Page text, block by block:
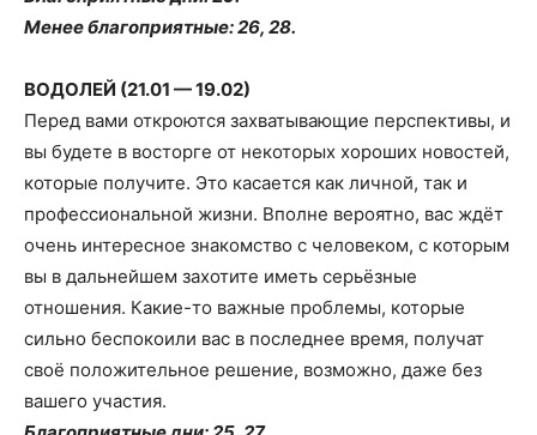
Менее благоприятные: 26, 28.
ВОДОЛЕЙ (21.01 — 19.02)
Перед вами откроются захватывающие перспективы, и
вы будете в восторге от некоторых хороших новостей,
которые получите. Это касается как личной, так и
профессиональной жизни. Вполне вероятно, вас ждёт
очень интересное знакомство с человеком, с которым
вы в дальнейшем захотите иметь серьёзные
отношения. Какие-то важные проблемы, которые
сильно беспокоили вас в последнее время, получат
своё положительное решение, возможно, даже без
вашего участия.